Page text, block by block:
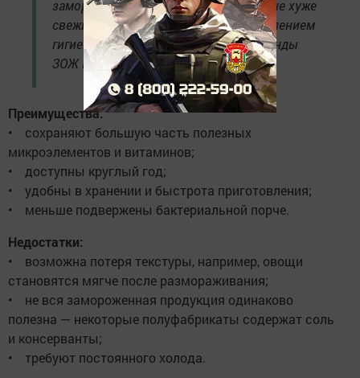
замороженные продукты могут быть не хуже
свежих», — сказала заведующий отделением
гигиенического воспитания и пропаганды
ЗОЖ Гузэль Галимуллина.
Преимущества:
• сохраняют большую часть полезных
микроэлементов и витаминов;
• доступны круглый год;
• удобны в хранении и быстрота приготовления;
• меньше подвержены бактериальной порче.
Недостатки:
• возможна потеря текстуры, например, овощи
становятся мягче после размораживания;
• не вся замороженная продукция одинаково
полезна — некоторые полуфабрикаты содержат соль
и консерванты;
• требуют постоянного холода.